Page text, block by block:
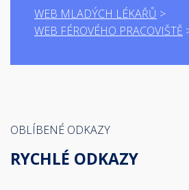
WEB MLADÝCH LÉKAŘŮ
WEB FÉROVÉHO PRACOVIŠTĚ
OBLÍBENÉ ODKAZY
RYCHLÉ ODKAZY